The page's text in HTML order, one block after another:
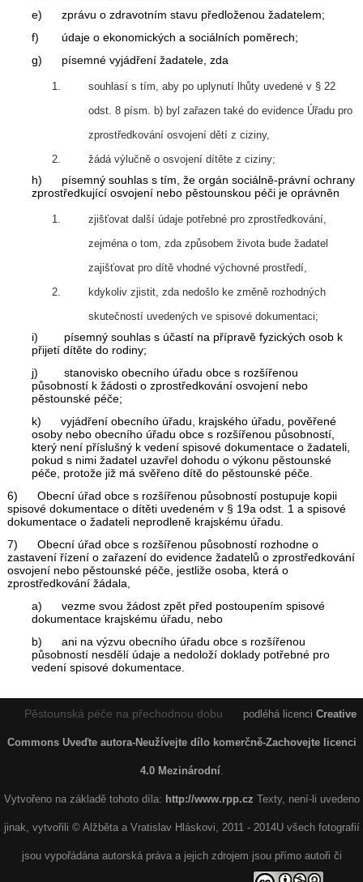
e) zprávu o zdravotním stavu předloženou žadatelem;
f) údaje o ekonomických a sociálních poměrech;
g) písemné vyjádření žadatele, zda
souhlasí s tím, aby po uplynutí lhůty uvedené v § 22
odst. 8 písm. b) byl zařazen také do evidence Úřadu pro
zprostředkování osvojení dětí z ciziny,
žádá výlučně o osvojení dítěte z ciziny;
h) písemný souhlas s tím, že orgán sociálně-právní ochrany
zprostředkující osvojení nebo pěstounskou péči je oprávněn
zjišťovat další údaje potřebné pro zprostředkování,
zejména o tom, zda způsobem života bude žadatel
zajišťovat pro dítě vhodné výchovné prostředí,
kdykoliv zjistit, zda nedošlo ke změně rozhodných
skutečností uvedených ve spisové dokumentaci;
i) písemný souhlas s účastí na přípravě fyzických osob k
přijetí dítěte do rodiny;
j) stanovisko obecního úřadu obce s rozšířenou
působností k žádosti o zprostředkování osvojení nebo
pěstounské péče;
k) vyjádření obecního úřadu, krajského úřadu, pověřené
osoby nebo obecního úřadu obce s rozšířenou působností,
který není příslušný k vedení spisové dokumentace o žadateli,
pokud s nimi žadatel uzavřel dohodu o výkonu pěstounské
péče, protože již má svěřeno dítě do pěstounské péče.
6) Obecní úřad obce s rozšířenou působností postupuje kopii
spisové dokumentace o dítěti uvedeném v § 19a odst. 1 a spisové
dokumentace o žadateli neprodleně krajskému úřadu.
7) Obecní úřad obce s rozšířenou působností rozhodne o
zastavení řízení o zařazení do evidence žadatelů o zprostředkování
osvojení nebo pěstounské péče, jestliže osoba, která o
zprostředkování žádala,
a) vezme svou žádost zpět před postoupením spisové
dokumentace krajskému úřadu, nebo
b) ani na výzvu obecního úřadu obce s rozšířenou
působností nesdělí údaje a nedoloží doklady potřebné pro
vedení spisové dokumentace.
Pěstounská péče na přechodnou dobu podléhá licenci Creative
Commons Uveďte autora-Neužívejte dílo komerčně-Zachovejte licenci
4.0 Mezinárodní.
Vytvořeno na základě tohoto díla: http://www.rpp.cz Texty, není-li uvedeno
jinak, vytvořili © Alžběta a Vratislav Hláskovi, 2011 - 2014U všech fotografií
jsou vypořádána autorská práva a jejich zdrojem jsou přímo autoři či